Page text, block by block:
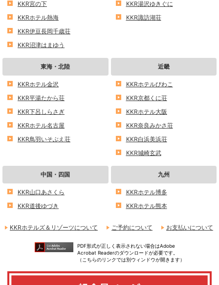
KKR宮の下
KKRホテル熱海
KKR伊豆長岡千歳荘
KKR沼津はまゆう
KKR湯沢ゆきぐに
KKR諏訪湖荘
東海・北陸
KKRホテル金沢
KKR平湯たから荘
KKR下呂しらさぎ
KKRホテル名古屋
KKR鳥羽いそぶえ荘
近畿
KKRホテルびわこ
KKR京都くに荘
KKRホテル大阪
KKR奈良みかさ荘
KKR白浜美浜荘
KKR城崎玄武
中国・四国
KKR山口あさくら
KKR道後ゆづき
九州
KKRホテル博多
KKRホテル熊本
KKRホテルズ＆リゾーツについて ご予約について お支払いについて
PDF形式が正しく表示されない場合はAdobe
Acrobat Readerのダウンロードが必要です。
（こちらのリンクでは別ウィンドウが開きます）